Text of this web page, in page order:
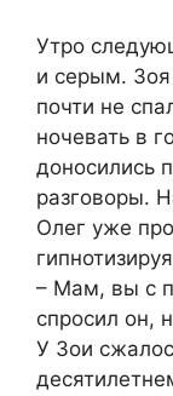
Утро
и серым. Зоя
почти не
ночевать в
доносились
разговоры.
Олег уже
– Мам, вы с
спросил он,
У Зои